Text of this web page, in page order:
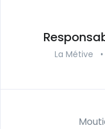
La Métive •